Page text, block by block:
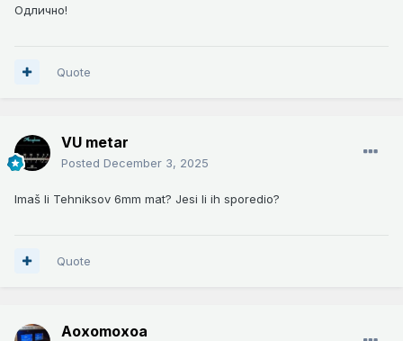
Одлично!
Quote
VU metar
Posted December 3, 2025
Imaš li Tehniksov 6mm mat? Jesi li ih sporedio?
Quote
Aoxomoxoa